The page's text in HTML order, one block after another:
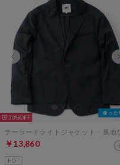
30%
￥13,860
HOT